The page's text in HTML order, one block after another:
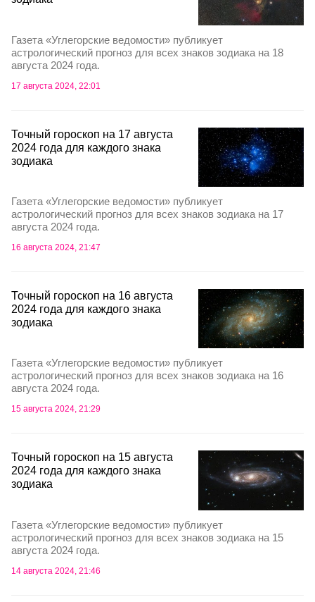
Газета «Углегорские ведомости» публикует
астрологический прогноз для всех знаков зодиака на 18
августа 2024 года.
17 августа 2024, 22:01
Точный гороскоп на 17 августа
2024 года для каждого знака
зодиака
Газета «Углегорские ведомости» публикует
астрологический прогноз для всех знаков зодиака на 17
августа 2024 года.
16 августа 2024, 21:47
Точный гороскоп на 16 августа
2024 года для каждого знака
зодиака
Газета «Углегорские ведомости» публикует
астрологический прогноз для всех знаков зодиака на 16
августа 2024 года.
15 августа 2024, 21:29
Точный гороскоп на 15 августа
2024 года для каждого знака
зодиака
Газета «Углегорские ведомости» публикует
астрологический прогноз для всех знаков зодиака на 15
августа 2024 года.
14 августа 2024, 21:46